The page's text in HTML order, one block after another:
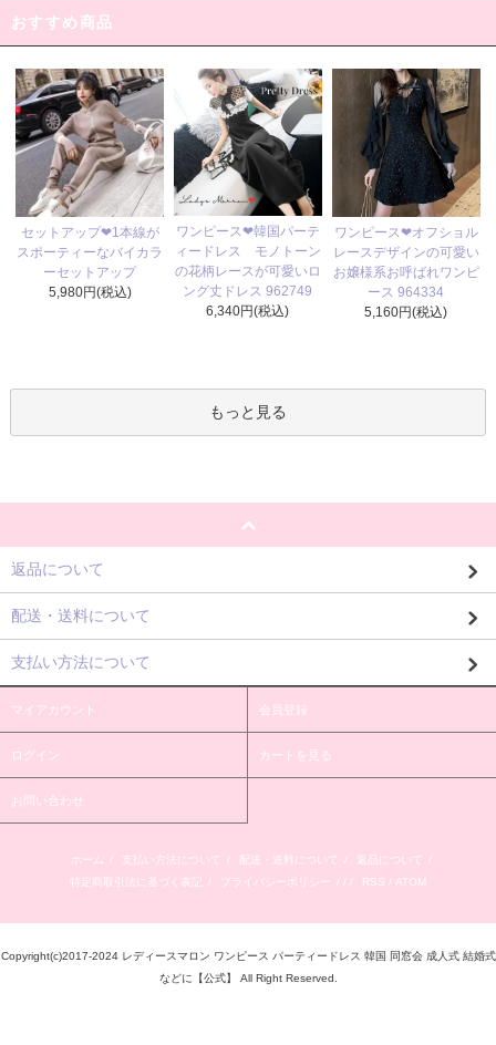
おすすめ商品
セットアップ❤1本線が
スポーティーなバイカラ
ーセットアップ
5,980円(税込)
ワンピース❤韓国パーテ
ィードレス モノトーン
の花柄レースが可愛いロ
ング丈ドレス 962749
6,340円(税込)
ワンピース❤オフショル
レースデザインの可愛い
お嬢様系お呼ばれワンピ
ース 964334
5,160円(税込)
もっと見る
返品について
配送・送料について
支払い方法について
マイアカウント 会員登録
ログイン カートを見る
お問い合わせ
ホーム / 支払い方法について / 配送・送料について / 返品について
/
特定商取引法に基づく表記
/ プライバシーポリシー / / / RSS / ATOM
Copyright(c)2017-2024 レディースマロン ワンピース パーティードレス 韓国 同窓会 成人式 結婚式
などに【公式】 All Right Reserved.